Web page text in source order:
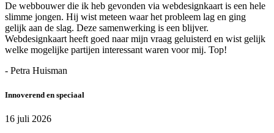
De webbouwer die ik heb gevonden via webdesignkaart is een hele
slimme jongen. Hij wist meteen waar het probleem lag en ging
gelijk aan de slag. Deze samenwerking is een blijver.
Webdesignkaart heeft goed naar mijn vraag geluisterd en wist gelijk
welke mogelijke partijen interessant waren voor mij. Top!
- Petra Huisman
Innoverend en speciaal
16 juli 2026